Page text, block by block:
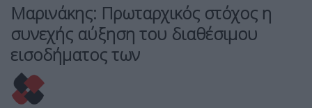
Μαρινάκης: Πρωταρχικός στόχος η
συνεχής αύξηση του διαθέσιμου
εισοδήματος των